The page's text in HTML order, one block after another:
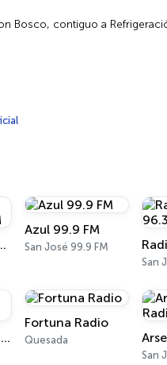
Bosco, contiguo a
92.7 FM
Azul 99.9 FM
San José 99.9 FM
San
Tu Nueva Estación
Fortuna Radio
Quesada
San